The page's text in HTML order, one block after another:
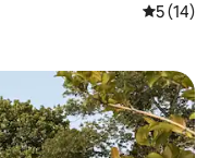
5 (14)